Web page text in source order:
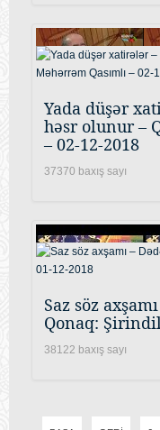
Yada düşər
həsr olunur –
– 02-12-2018
37370 baxış sayı
Saz söz
Qonaq:
38122 baxış sayı